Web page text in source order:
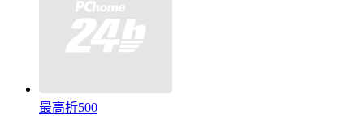
最高折500